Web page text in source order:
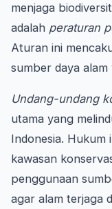
menjaga
adalah peraturan
Aturan ini
sumber daya
Undang-undang
utama yang
Indonesia. Hukum
kawasan
penggunaan
agar alam terjaga